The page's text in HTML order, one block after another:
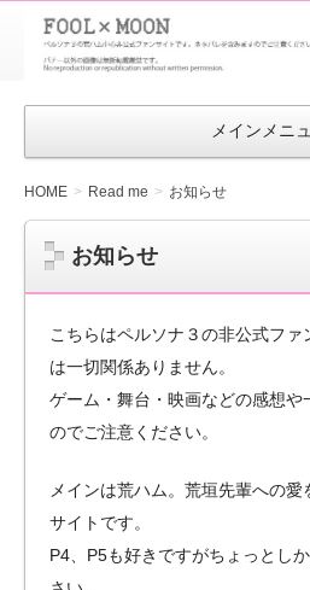
FOOL×MOON
｜ペルソナ
3 荒ハム中
メインメニ
HOME Read me お知らせ
お知らせ
こちらはペルソナ３の非公式ファ
は一切関係ありません。
ゲーム・舞台・映画などの感想や
のでご注意ください。
メインは荒ハム。荒垣先輩への
サイトです。
P4、P5も好きですがちょっとし